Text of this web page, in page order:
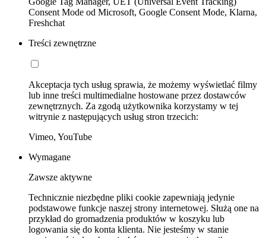
Consent Mode od Microsoft, Google Consent Mode, Klarna,
Freshchat
Treści zewnętrzne
Akceptacja tych usług sprawia, że możemy wyświetlać filmy
lub inne treści multimedialne hostowane przez dostawców
zewnętrznych. Za zgodą użytkownika korzystamy w tej
witrynie z następujących usług stron trzecich:
Vimeo, YouTube
Wymagane
Zawsze aktywne
Technicznie niezbędne pliki cookie zapewniają jedynie
podstawowe funkcje naszej strony internetowej. Służą one na
przykład do gromadzenia produktów w koszyku lub
logowania się do konta klienta. Nie jesteśmy w stanie